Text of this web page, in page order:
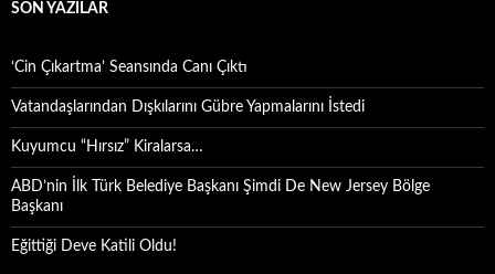
SON YAZILAR
‘Cin Çıkartma’ Seansında Canı Çıktı
Vatandaşlarından Dışkılarını Gübre Yapmalarını İstedi
Kuyumcu “Hırsız” Kiralarsa…
ABD’nin İlk Türk Belediye Başkanı Şimdi De New Jersey Bölge
Başkanı
Eğittiği Deve Katili Oldu!